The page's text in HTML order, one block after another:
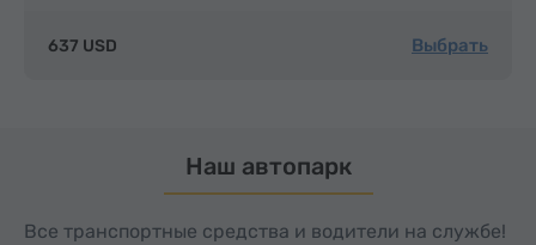
637 USD Выбрать
Наш автопарк
Все транспортные средства и водители на службе!